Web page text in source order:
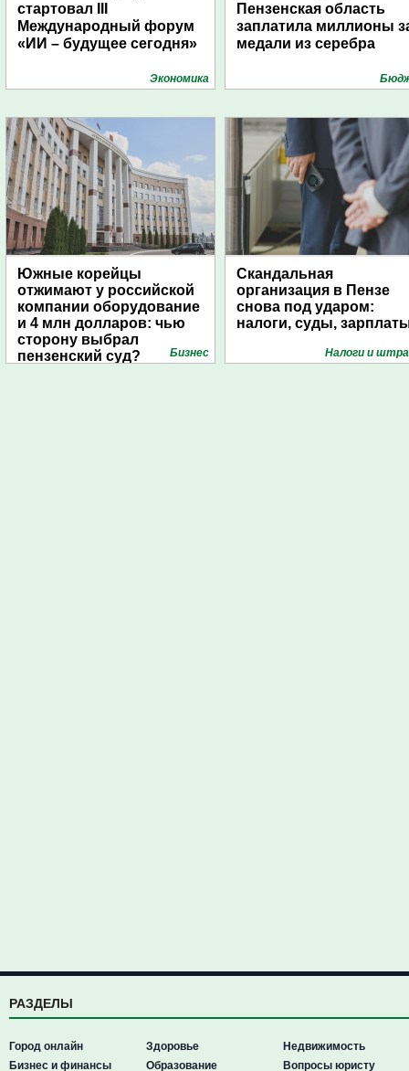
стартовал III
Международный форум
«ИИ – будущее сегодня»
Экономика
Пензенская область
заплатила миллионы
медали из серебра
Южные корейцы
отжимают у российской
компании оборудование
и 4 млн долларов: чью
сторону выбрал
пензенский суд?
Бизнес
Скандальная
организация в Пензе
снова под ударом:
налоги, суды,
Налоги и
РАЗДЕЛЫ
Город онлайн
Бизнес и финансы
Здоровье
Образование
Недвижимость
Вопросы юристу